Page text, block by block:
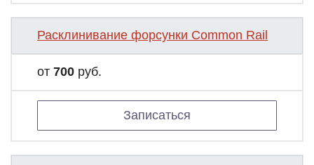
Расклинивание форсунки Common Rail
от 700 руб.
Записаться